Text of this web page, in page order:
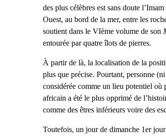
des plus célèbres est sans doute
Ouest, au bord de la mer, entre les
soutient dans le VIème volume de son
entourée par quatre îlots de pierres.
À partir de là, la localisation de la
plus que précise. Pourtant, personne
considérée comme un lieu potentiel
africain a été le plus opprimé de
comme des êtres inférieurs voire des
Toutefois, un jour de dimanche 1er